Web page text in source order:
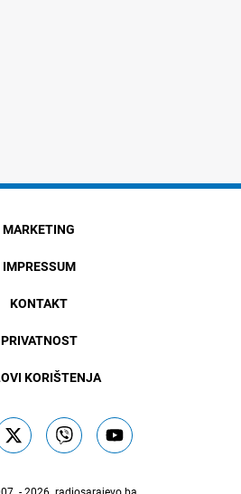
MARKETING
IMPRESSUM
KONTAKT
PRIVATNOST
KORIŠTENJA